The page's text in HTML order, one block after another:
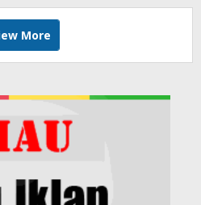
More